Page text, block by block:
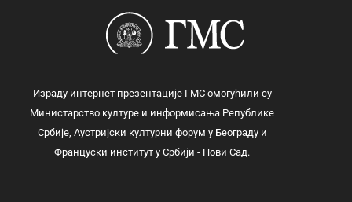
Израду интернет презентације ГМС омогућили су
Министарство културе и информисања Републике
Србије, Аустријски културни форум у Београду и
Француски институт у Србији - Нови Сад.